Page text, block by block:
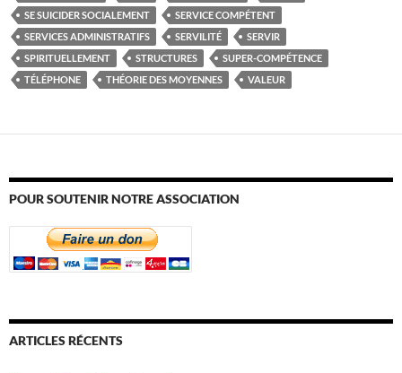
SE SUICIDER SOCIALEMENT
SERVICE COMPÉTENT
SERVICES ADMINISTRATIFS
SERVILITÉ
SERVIR
SPIRITUELLEMENT
STRUCTURES
SUPER-COMPÉTENCE
TÉLÉPHONE
THÉORIE DES MOYENNES VALEUR
POUR SOUTENIR NOTRE ASSOCIATION
ARTICLES RÉCENTS